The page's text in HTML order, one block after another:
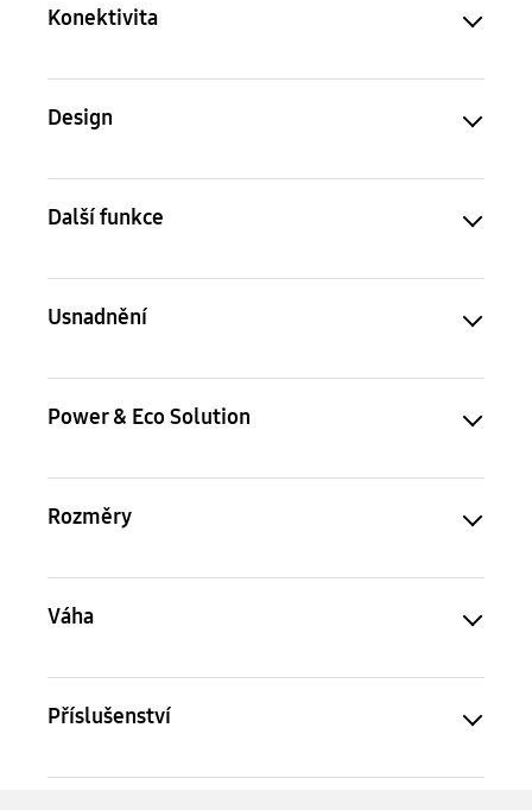
Konektivita
Design
Další funkce
Usnadnění
Power & Eco Solution
Rozměry
Váha
Příslušenství